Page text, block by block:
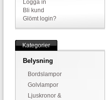
Logga in
Bli kund
Glömt login?
Kategorier
Belysning
Bordslampor
Golvlampor
Ljuskronor &